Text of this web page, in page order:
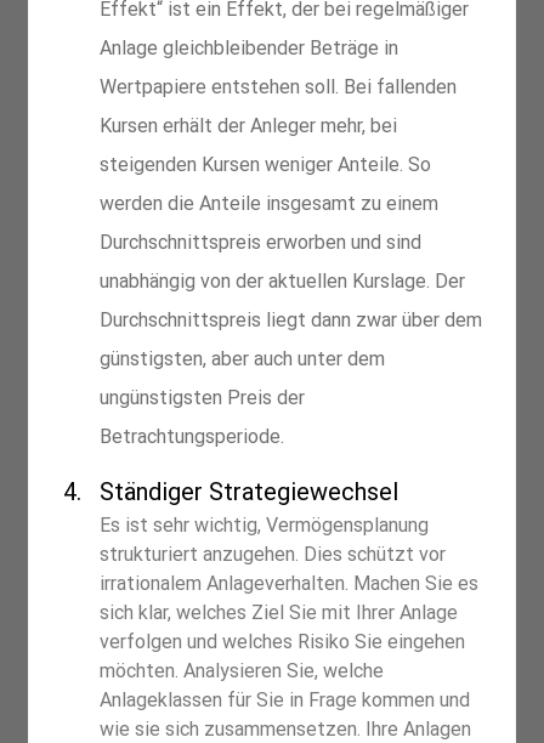
Effekt“ ist ein Effekt, der bei regelmäßiger
Anlage gleichbleibender Beträge in
Wertpapiere entstehen soll. Bei fallenden
Kursen erhält der Anleger mehr, bei
steigenden Kursen weniger Anteile. So
werden die Anteile insgesamt zu einem
Durchschnittspreis erworben und sind
unabhängig von der aktuellen Kurslage. Der
Durchschnittspreis liegt dann zwar über dem
günstigsten, aber auch unter dem
ungünstigsten Preis der
Betrachtungsperiode.
Ständiger Strategiewechsel
Es ist sehr wichtig, Vermögensplanung
strukturiert anzugehen. Dies schützt vor
irrationalem Anlageverhalten. Machen Sie es
sich klar, welches Ziel Sie mit Ihrer Anlage
verfolgen und welches Risiko Sie eingehen
möchten. Analysieren Sie, welche
Anlageklassen für Sie in Frage kommen und
wie sie sich zusammensetzen. Ihre Anlagen